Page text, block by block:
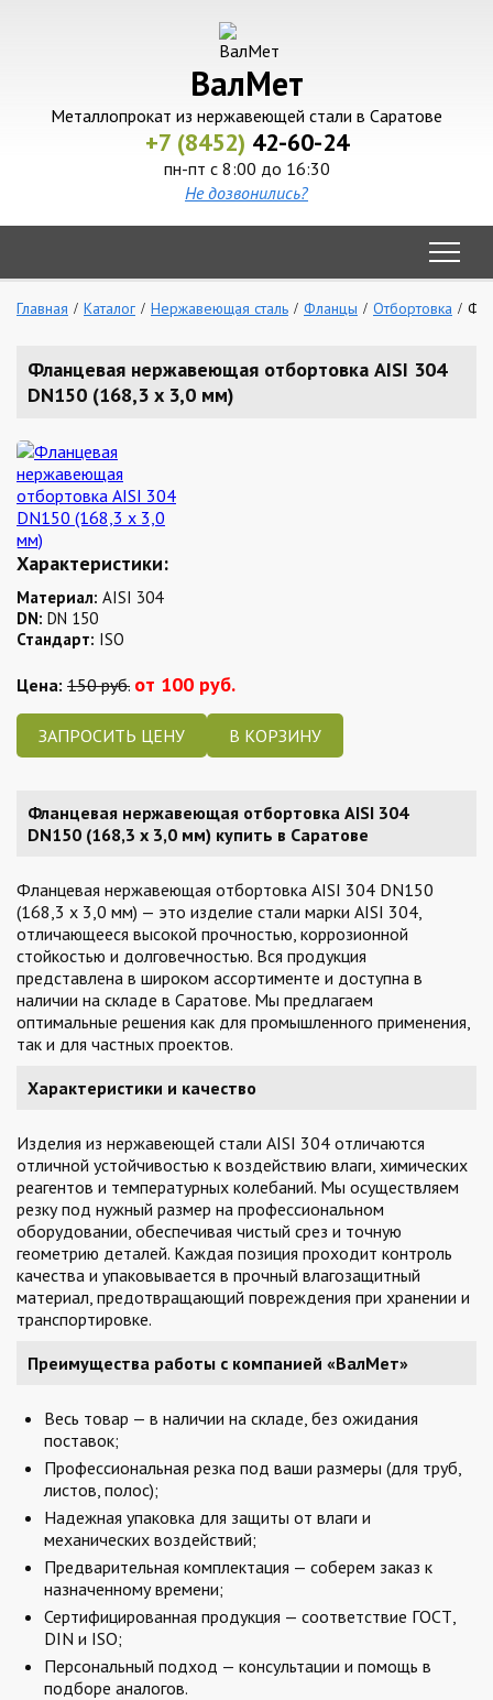
ВалМет
Металлопрокат из нержавеющей стали в Саратове
+7 (8452) 42-60-24
пн-пт с 8:00 до 16:30
Не дозвонились?
Главная Каталог Нержавеющая сталь Фланцы Отбортовка
Фланцевая нержавеющая отбортовка AISI 304
DN150 (168,3 x 3,0 мм)
Характеристики:
Материал: AISI 304
DN: DN 150
Стандарт: ISO
Цена: 150 руб. от 100 руб.
ЗАПРОСИТЬ ЦЕНУ
Фланцевая нержавеющая отбортовка AISI 304
DN150 (168,3 x 3,0 мм) купить в Саратове
Фланцевая нержавеющая отбортовка AISI 304 DN150
(168,3 x 3,0 мм) — это изделие стали марки AISI 304,
отличающееся высокой прочностью, коррозионной
стойкостью и долговечностью. Вся продукция
представлена в широком ассортименте и доступна в
наличии на складе в Саратове. Мы предлагаем
оптимальные решения как для промышленного применения,
так и для частных проектов.
Характеристики и качество
Изделия из нержавеющей стали AISI 304 отличаются
отличной устойчивостью к воздействию влаги, химических
реагентов и температурных колебаний. Мы осуществляем
резку под нужный размер на профессиональном
оборудовании, обеспечивая чистый срез и точную
геометрию деталей. Каждая позиция проходит контроль
качества и упаковывается в прочный влагозащитный
материал, предотвращающий повреждения при хранении и
транспортировке.
Преимущества работы с компанией «ВалМет»
Весь товар — в наличии на складе, без ожидания
поставок;
Профессиональная резка под ваши размеры (для труб,
листов, полос);
Надежная упаковка для защиты от влаги и
механических воздействий;
Предварительная комплектация — соберем заказ к
назначенному времени;
Сертифицированная продукция — соответствие ГОСТ,
DIN и ISO;
Персональный подход — консультации и помощь в
подборе аналогов.